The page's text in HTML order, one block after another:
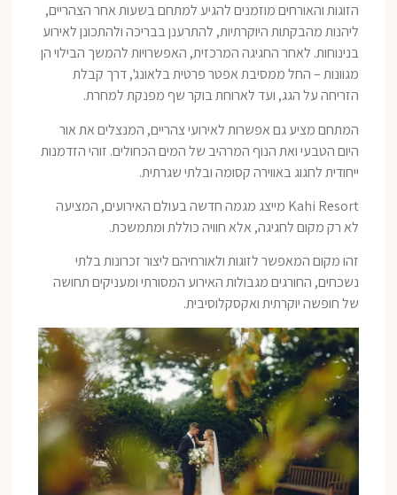
הזוגות והאורחים מוזמנים להגיע למתחם בשעות אחר הצהריים,
ליהנות מהבקתות היוקרתיות, להתרענן בבריכה ולהתכונן לאירוע
בנינוחות. לאחר החגיגה המרכזית, האפשרויות להמשך הבילוי הן
מגוונות – החל ממסיבת אפטר פרטית בלאונג', דרך קבלת
הזריחה על הגג, ועד לארוחת בוקר שף מפנקת למחרת.
המתחם מציע גם אפשרות לאירועי צהריים, המנצלים את אור
היום הטבעי ואת הנוף המרהיב של המים הכחולים. זוהי הזדמנות
ייחודית לחגוג באווירה קסומה ובלתי שגרתית.
Kahi Resort מייצג מגמה חדשה בעולם האירועים, המציעה
לא רק מקום לחגיגה, אלא חוויה כוללת ומתמשכת.
זהו מקום המאפשר לזוגות ולאורחיהם ליצור זכרונות בלתי
נשכחים, החורגים מגבולות האירוע המסורתי ומעניקים תחושה
של חופשה יוקרתית ואקסקלוסיבית.